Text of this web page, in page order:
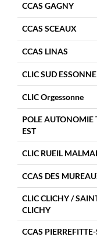
CCAS GAGNY
CCAS SCEAUX
CCAS LINAS
CLIC SUD ESSONNE
CLIC Orgessonne
POLE AUTONOMIE
EST
CLIC RUEIL
CCAS DES
CLIC CLICHY /
CLICHY
CCAS